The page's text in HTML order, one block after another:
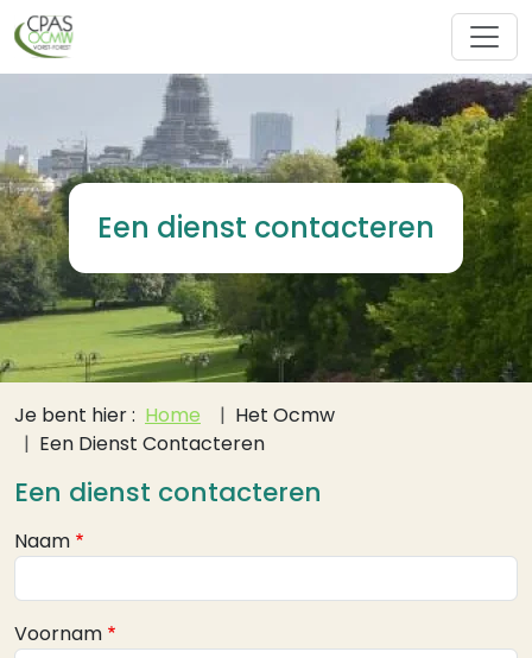
Overslaan en naar de inhoud gaan
Een dienst contacteren
Kruimelpad
Je bent hier : Home
Het Ocmw
Een Dienst Contacteren
Een dienst contacteren
Webform
Naam
Voornam